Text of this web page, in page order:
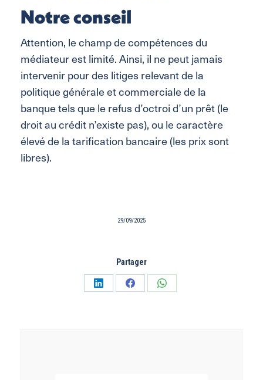
Notre conseil
Attention, le champ de compétences du
médiateur est limité. Ainsi, il ne peut jamais
intervenir pour des litiges relevant de la
politique générale et commerciale de la
banque tels que le refus d’octroi d’un prêt (le
droit au crédit n’existe pas), ou le caractère
élevé de la tarification bancaire (les prix sont
libres).
29/09/2025
Partager
PartagerPartagerPartager